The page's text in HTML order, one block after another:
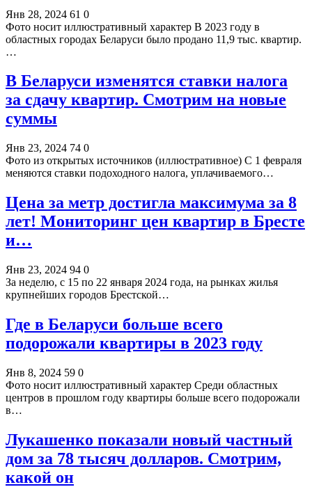
Янв 28, 2024 61 0
Фото носит иллюстративный характер В 2023 году в
областных городах Беларуси было продано 11,9 тыс. квартир.
…
В Беларуси изменятся ставки налога
за сдачу квартир. Смотрим на новые
суммы
Янв 23, 2024 74 0
Фото из открытых источников (иллюстративное) С 1 февраля
меняются ставки подоходного налога, уплачиваемого…
Цена за метр достигла максимума за 8
лет! Мониторинг цен квартир в Бресте
и…
Янв 23, 2024 94 0
За неделю, с 15 по 22 января 2024 года, на рынках жилья
крупнейших городов Брестской…
Где в Беларуси больше всего
подорожали квартиры в 2023 году
Янв 8, 2024 59 0
Фото носит иллюстративный характер Среди областных
центров в прошлом году квартиры больше всего подорожали
в…
Лукашенко показали новый частный
дом за 78 тысяч долларов. Смотрим,
какой он